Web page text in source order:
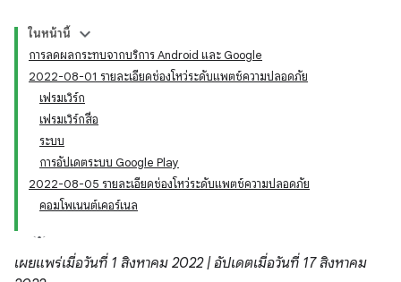
ในหน้านี้
การลดผลกระทบจากบริการ Android และ Google
2022-08-01 รายละเอียดช่องโหว่ระดับแพตช์ความปลอดภัย
เฟรมเวิร์ก
เฟรมเวิร์กสื่อ
ระบบ
การอัปเดตระบบ Google Play
2022-08-05 รายละเอียดช่องโหว่ระดับแพตช์ความปลอดภัย
คอมโพเนนต์เคอร์เนล
เผยแพร่เมื่อวันที่ 1 สิงหาคม 2022 | อัปเดตเมื่อวันที่ 17 สิงหาคม